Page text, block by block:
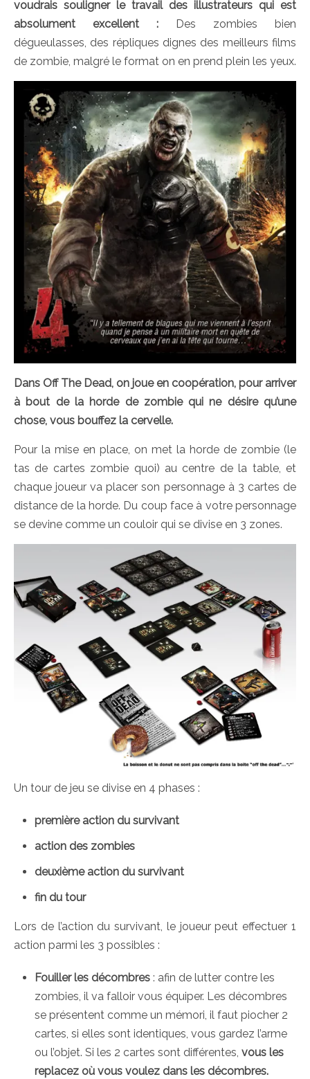
voudrais souligner le travail des illustrateurs qui est
absolument excellent : Des zombies bien
dégueulasses, des répliques dignes des meilleurs films
de zombie, malgré le format on en prend plein les yeux.
Dans Off The Dead, on joue en coopération, pour arriver
à bout de la horde de zombie qui ne désire qu’une
chose, vous bouffez la cervelle.
Pour la mise en place, on met la horde de zombie (le
tas de cartes zombie quoi) au centre de la table, et
chaque joueur va placer son personnage à 3 cartes de
distance de la horde. Du coup face à votre personnage
se devine comme un couloir qui se divise en 3 zones.
Un tour de jeu se divise en 4 phases :
première action du survivant
action des zombies
deuxième action du survivant
fin du tour
Lors de l’action du survivant, le joueur peut effectuer 1
action parmi les 3 possibles :
Fouiller les décombres : afin de lutter contre les
zombies, il va falloir vous équiper. Les décombres
se présentent comme un mémori, il faut piocher 2
cartes, si elles sont identiques, vous gardez l’arme
ou l’objet. Si les 2 cartes sont différentes, vous les
replacez où vous voulez dans les décombres.